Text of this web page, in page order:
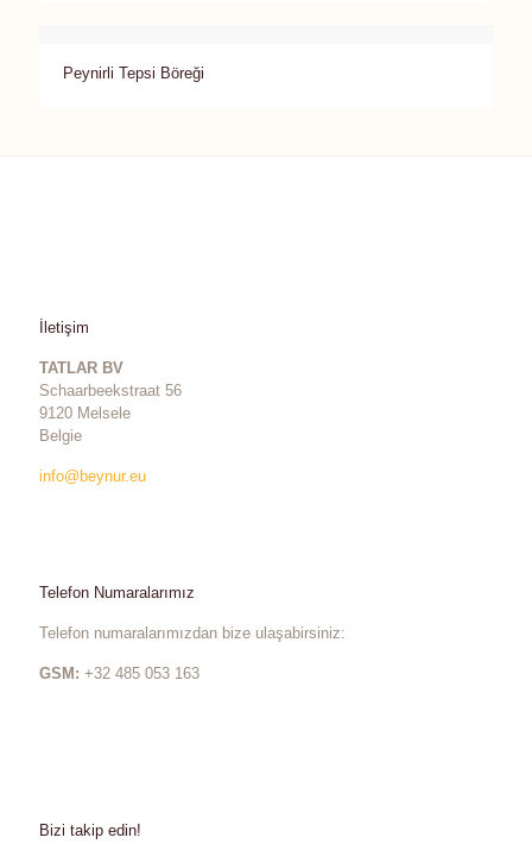
Peynirli Tepsi Böreği
İletişim
TATLAR BV
Schaarbeekstraat 56
9120 Melsele
Belgie
info@beynur.eu
Telefon Numaralarımız
Telefon numaralarımızdan bize ulaşabirsiniz:
GSM: +32 485 053 163
Bizi takip edin!